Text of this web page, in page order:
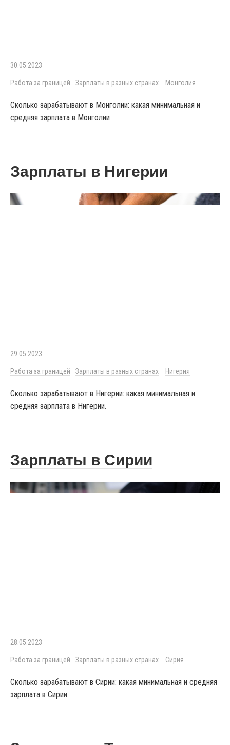
30.05.2023
Работа за границей Зарплаты в разных странах Монголия
Сколько зарабатывают в Монголии: какая минимальная и
средняя зарплата в Монголии
Зарплаты в Нигерии
29.05.2023
Работа за границей Зарплаты в разных странах Нигерия
Сколько зарабатывают в Нигерии: какая минимальная и
средняя зарплата в Нигерии.
Зарплаты в Сирии
28.05.2023
Работа за границей Зарплаты в разных странах Сирия
Сколько зарабатывают в Сирии: какая минимальная и средняя
зарплата в Сирии.